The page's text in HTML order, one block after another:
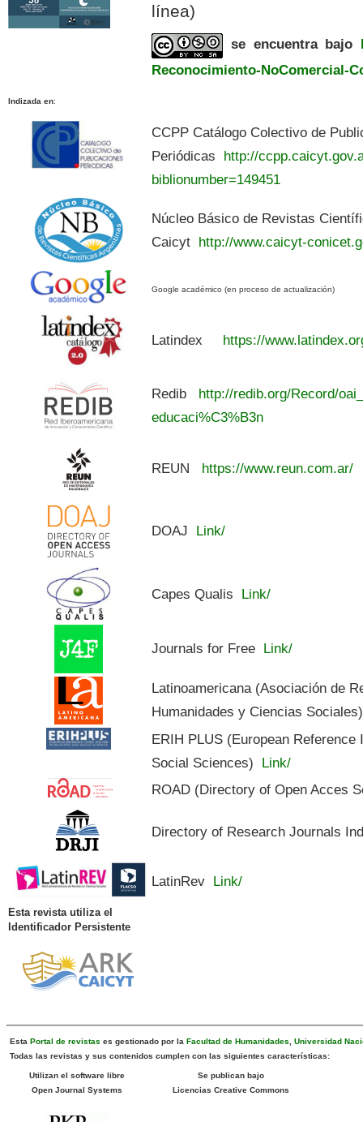
línea)
se encuentra bajo
Reconocimiento-NoComercial-
Indizada en:
CCPP Catálogo Colectivo de
Periódicas http://
biblionumber=149451
Núcleo Básico de Revistas
Caicyt http://www.caicyt-
Google académico (en proceso de actualización)
Latindex https://
Redib
http://redib.org/Record/
educaci%C3%B3n
REUN https://www.reun.com.ar/
DOAJ Link/
Capes Qualis Link/
Journals for Free Link/
Latinoamericana (Asociación de
Humanidades y Ciencias Sociales)
ERIH PLUS (European
Social Sciences) Link/
ROAD (Directory of Open Acces
Directory of Research Journals
LatinRev Link/
Esta revista utiliza el
Identificador Persistente
Esta Portal de revistas es gestionado por la Facultad de Humanidades
Universidad
Todas las revistas y sus contenidos cumplen con las siguientes características:
Utilizan el software libre
Open Journal Systems
Se publican bajo
Licencias Creative Commons